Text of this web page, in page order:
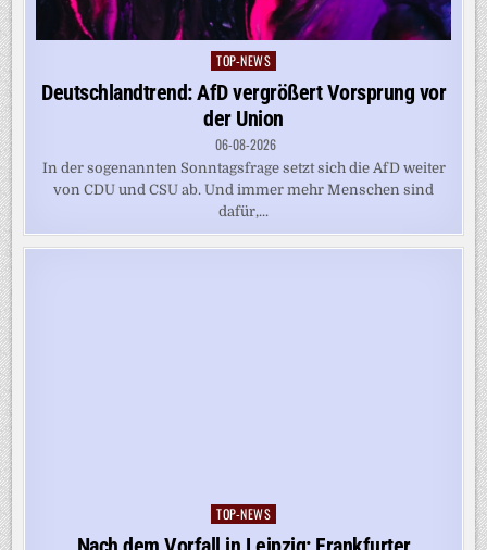
Posted
in
TOP-NEWS
Deutschlandtrend: AfD vergrößert Vorsprung vor
der Union
06-08-2026
In der sogenannten Sonntagsfrage setzt sich die AfD weiter
von CDU und CSU ab. Und immer mehr Menschen sind
dafür,...
Posted
in
TOP-NEWS